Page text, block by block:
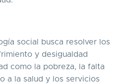
social busca resolver los
y desigualdad
como la pobreza, la falta
a la salud y los servicios